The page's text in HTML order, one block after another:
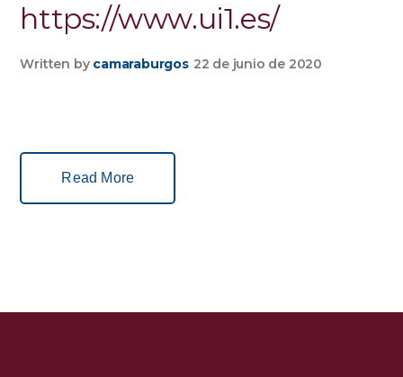
https://www.ui1.es/
Written by camaraburgos 22 de junio de 2020
Read More